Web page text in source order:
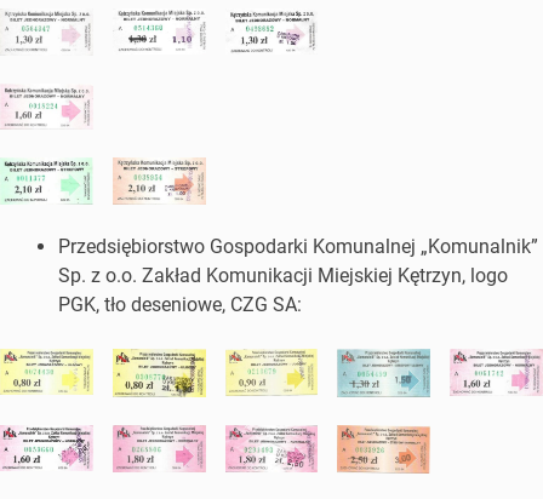
Przedsiębiorstwo Gospodarki Komunalnej „Komunalnik”
Sp. z o.o. Zakład Komunikacji Miejskiej Kętrzyn, logo
PGK, tło deseniowe, CZG SA: